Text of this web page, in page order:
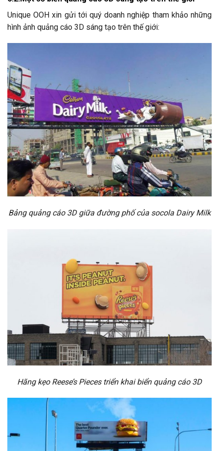
Unique OOH xin gửi tới quý doanh nghiệp tham khảo những
hình ảnh quảng cáo 3D sáng tạo trên thế giới:
Bảng quảng cáo 3D giữa đường phố của socola Dairy Milk
Hãng kẹo Reese’s Pieces triển khai biển quảng cáo 3D